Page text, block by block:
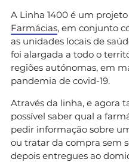
A Linha 1400 é um
Farmácias, em conjunto
as unidades locais de
foi alargada a todo o
regiões autónomas, em
pandemia de covid-19.
Através da linha, e agora
possível saber qual a
pedir informação sobre
ou tratar da compra sem
depois entregues ao